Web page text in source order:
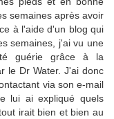
semaines après avoir
à l'aide d'un blog qui
semaines, j'ai vu une
guérie grâce à la
le Dr Water. J'ai donc
via son e-mail
lui ai expliqué quels
irait bien et bien au